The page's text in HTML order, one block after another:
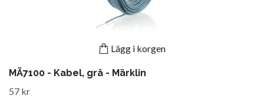
Lägg i korgen
MÄ7100 - Kabel, grå - Märklin
57 kr